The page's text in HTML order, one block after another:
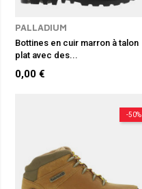
PALLADIUM
Bottines en cuir marron à talon
plat avec des...
0,00 €
-50%